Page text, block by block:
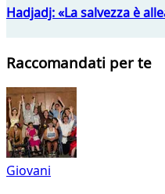
Hadjadj: «La salvezza è
Raccomandati per te
Giovani